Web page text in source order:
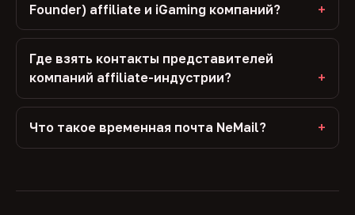
Founder) affiliate и iGaming компаний?
Где взять контакты представителей
компаний affiliate-индустрии?
Что такое временная почта NeMail?